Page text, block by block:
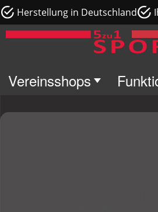
Herstellung in Deutschland
Vereinsshops